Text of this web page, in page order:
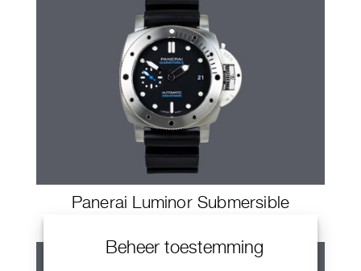
Beheer toestemming
Panerai Luminor Submersible